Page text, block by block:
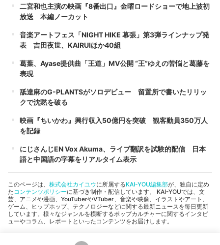
二宮和也主演の映画『8番出口』金曜ロードショーで地上波初
放送 本編ノーカット
音楽アートフェス「NIGHT HIKE 幕張」第3弾ラインナップ発
表 吉田夜世、KAIRUIほか40組
葛葉、Ayase提供曲「王道」MV公開 “王”ゆえの苦悩と葛藤を
表現
舐達麻のG-PLANTSがソロデビュー 留置所で書いたリリッ
クで沈黙を破る
映画『ちいかわ』興行収入50億円を突破 観客動員350万人
を記録
にじさんじEN Vox Akuma、ライブ翻訳を試験的配信 日本
語と中国語の字幕をリアルタイム表示
このページは、 株式会社カイユウに所属するKAI-YOU編集部が、独自に定め
た コンテンツポリシーに基づき制作・配信しています。 KAI-YOUでは、文
芸、アニメや漫画、YouTuberやVTuber、音楽や映像、イラストやアート、
ゲーム、ヒップホップ、テクノロジーなどに関する最新ニュースを毎日更新
しています。様々なジャンルを横断するポップカルチャーに関するインタビ
ューやコラム、レポートといったコンテンツをお届けします。